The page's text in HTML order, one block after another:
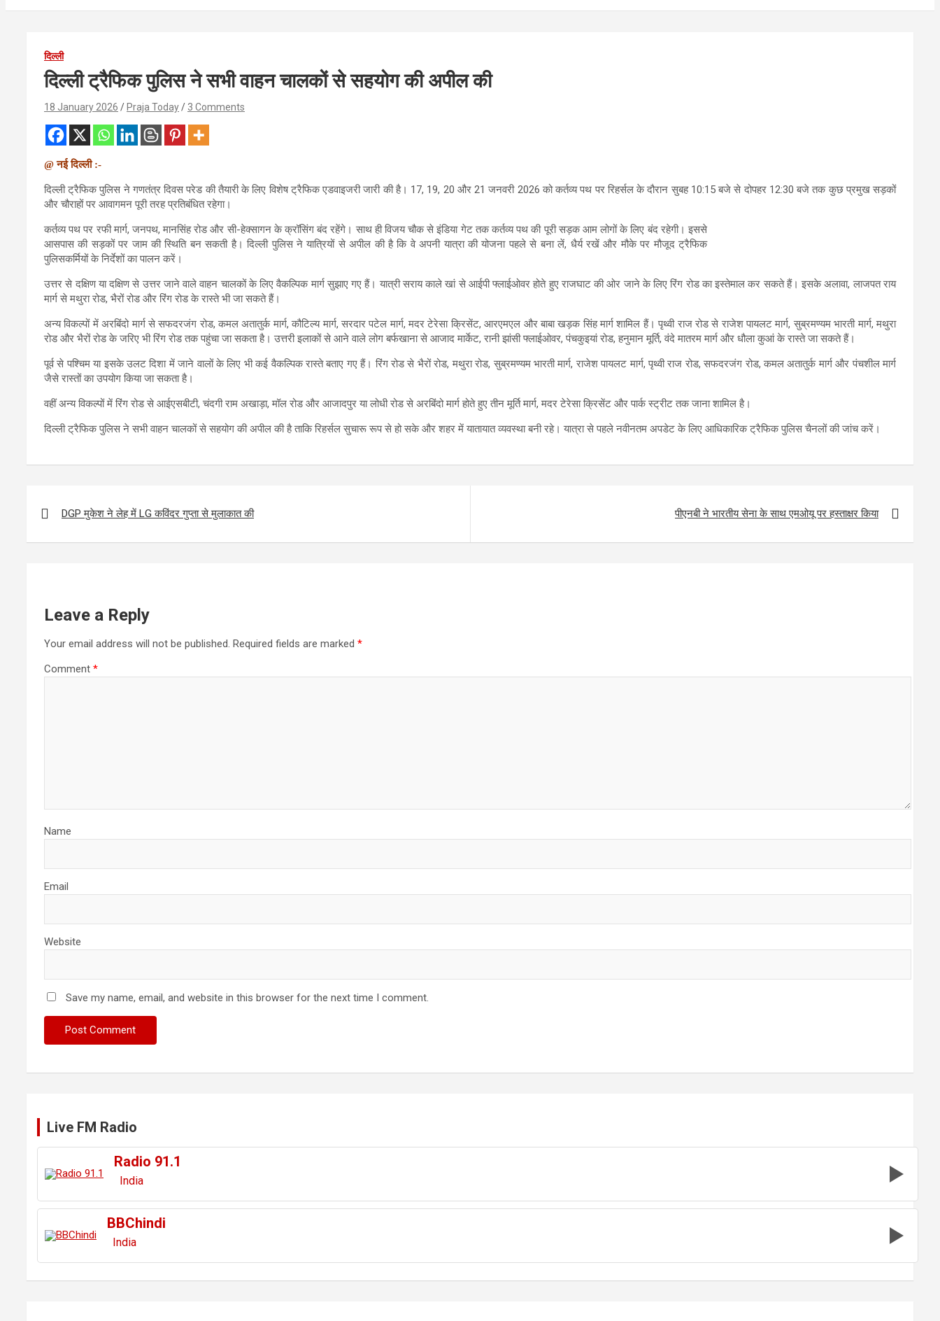
दिल्ली
दिल्ली ट्रैफिक पुलिस ने सभी वाहन चालकों से सहयोग की अपील की
18 January 2026 Praja Today 3 Comments
@ नई दिल्ली :-
दिल्ली ट्रैफिक पुलिस ने गणतंत्र दिवस परेड की तैयारी के लिए विशेष ट्रैफिक एडवाइजरी जारी की है। 17, 19, 20 और 21 जनवरी 2026 को कर्तव्य पथ पर रिहर्सल के दौरान सुबह 10:15 बजे से दोपहर 12:30 बजे तक कुछ प्रमुख सड़कों
और चौराहों पर आवागमन पूरी तरह प्रतिबंधित रहेगा।
कर्तव्य पथ पर रफी मार्ग, जनपथ, मानसिंह रोड और सी-हेक्सागन के क्रॉसिंग बंद रहेंगे। साथ ही विजय चौक से इंडिया गेट तक कर्तव्य पथ की पूरी सड़क आम लोगों के लिए बंद रहेगी। इससे
आसपास की सड़कों पर जाम की स्थिति बन सकती है। दिल्ली पुलिस ने यात्रियों से अपील की है कि वे अपनी यात्रा की योजना पहले से बना लें, धैर्य रखें और मौके पर मौजूद ट्रैफिक
पुलिसकर्मियों के निर्देशों का पालन करें।
उत्तर से दक्षिण या दक्षिण से उत्तर जाने वाले वाहन चालकों के लिए वैकल्पिक मार्ग सुझाए गए हैं। यात्री सराय काले खां से आईपी फ्लाईओवर होते हुए राजघाट की ओर जाने के लिए रिंग रोड का इस्तेमाल कर सकते हैं। इसके अलावा, लाजपत राय
मार्ग से मथुरा रोड, भैरों रोड और रिंग रोड के रास्ते भी जा सकते हैं।
अन्य विकल्पों में अरबिंदो मार्ग से सफदरजंग रोड, कमल अतातुर्क मार्ग, कौटिल्य मार्ग, सरदार पटेल मार्ग, मदर टेरेसा क्रिसेंट, आरएमएल और बाबा खड़क सिंह मार्ग शामिल हैं। पृथ्वी राज रोड से राजेश पायलट मार्ग, सुब्रमण्यम भारती मार्ग, मथुरा
रोड और भैरों रोड के जरिए भी रिंग रोड तक पहुंचा जा सकता है। उत्तरी इलाकों से आने वाले लोग बर्फखाना से आजाद मार्केट, रानी झांसी फ्लाईओवर, पंचकुइयां रोड, हनुमान मूर्ति, वंदे मातरम मार्ग और धौला कुआं के रास्ते जा सकते हैं।
पूर्व से पश्चिम या इसके उलट दिशा में जाने वालों के लिए भी कई वैकल्पिक रास्ते बताए गए हैं। रिंग रोड से भैरों रोड, मथुरा रोड, सुब्रमण्यम भारती मार्ग, राजेश पायलट मार्ग, पृथ्वी राज रोड, सफदरजंग रोड, कमल अतातुर्क मार्ग और पंचशील मार्ग
जैसे रास्तों का उपयोग किया जा सकता है।
वहीं अन्य विकल्पों में रिंग रोड से आईएसबीटी, चंदगी राम अखाड़ा, मॉल रोड और आजादपुर या लोधी रोड से अरबिंदो मार्ग होते हुए तीन मूर्ति मार्ग, मदर टेरेसा क्रिसेंट और पार्क स्ट्रीट तक जाना शामिल है।
दिल्ली ट्रैफिक पुलिस ने सभी वाहन चालकों से सहयोग की अपील की है ताकि रिहर्सल सुचारू रूप से हो सके और शहर में यातायात व्यवस्था बनी रहे। यात्रा से पहले नवीनतम अपडेट के लिए आधिकारिक ट्रैफिक पुलिस चैनलों की जांच करें।
navigation
DGP मुकेश ने लेह में LG कविंदर गुप्ता से मुलाकात की पीएनबी ने भारतीय सेना के साथ एमओयू पर हस्ताक्षर किया
Leave a Reply
Your email address will not be published. Required fields are marked *
Comment *
Name
Email
Website
Save my name, email, and website in this browser for the next time I comment.
Live FM Radio
Radio 91.1
India
BBChindi
India